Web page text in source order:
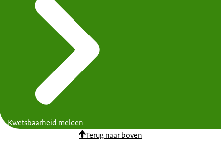
Kwetsbaarheid melden
Terug naar boven